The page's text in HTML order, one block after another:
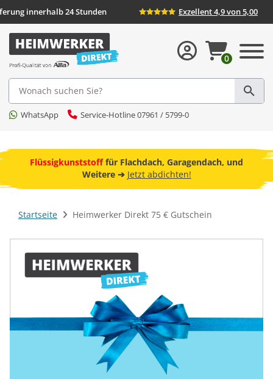
innerhalb 24 Stunden Exzellent 4,9 von 5,00
Suche
WhatsApp Service-Hotline 07961 / 5799-0
0
Flüssigkunststofffür Flachdach, Garagendach, und
Weitere ➔ Jetzt abdichten!
Startseite Heimwerker Direkt 75 € Gutschein